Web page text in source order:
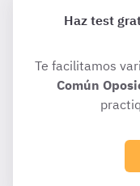
Haz test
Te facilitamos
Común